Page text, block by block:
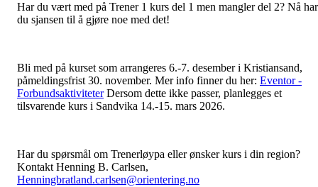
Har du vært med på Trener 1 kurs del 1 men mangler del 2? Nå har
du sjansen til å gjøre noe med det!
Bli med på kurset som arrangeres 6.-7. desember i Kristiansand,
påmeldingsfrist 30. november. Mer info finner du her: Eventor -
ForbundsaktiviteterDersom dette ikke passer, planlegges et
tilsvarende kurs i Sandvika 14.-15. mars 2026.
Har du spørsmål om Trenerløypa eller ønsker kurs i din region?
Kontakt Henning B. Carlsen,
Henningbratland.carlsen@orientering.no